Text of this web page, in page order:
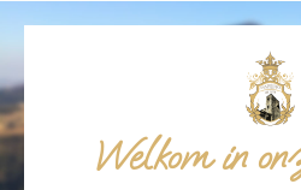
Welkom in